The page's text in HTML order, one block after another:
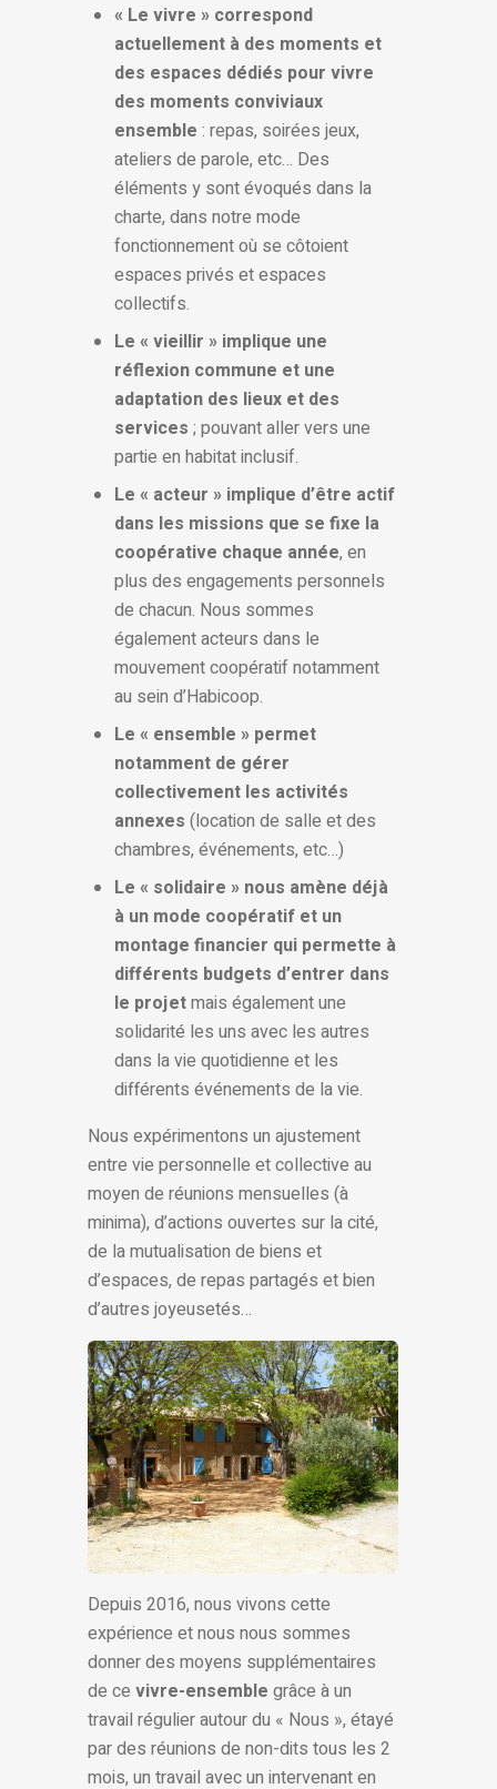
« Le vivre » correspond
actuellement à des moments et
des espaces dédiés pour vivre
des moments conviviaux
ensemble : repas, soirées jeux,
ateliers de parole, etc… Des
éléments y sont évoqués dans la
charte, dans notre mode
fonctionnement où se côtoient
espaces privés et espaces
collectifs.
Le « vieillir » implique une
réflexion commune et une
adaptation des lieux et des
services ; pouvant aller vers une
partie en habitat inclusif.
Le « acteur » implique d’être actif
dans les missions que se fixe la
coopérative chaque année, en
plus des engagements personnels
de chacun. Nous sommes
également acteurs dans le
mouvement coopératif notamment
au sein d’Habicoop.
Le « ensemble » permet
notamment de gérer
collectivement les activités
annexes (location de salle et des
chambres, événements, etc…)
Le « solidaire » nous amène déjà
à un mode coopératif et un
montage financier qui permette à
différents budgets d’entrer dans
le projetmais également une
solidarité les uns avec les autres
dans la vie quotidienne et les
différents événements de la vie.
Nous expérimentons un ajustement
entre vie personnelle et collective au
moyen de réunions mensuelles (à
minima), d’actions ouvertes sur la cité,
de la mutualisation de biens et
d’espaces, de repas partagés et bien
d’autres joyeusetés…
Depuis 2016, nous vivons cette
expérience et nous nous sommes
donner des moyens supplémentaires
de ce vivre-ensemble grâce à un
travail régulier autour du « Nous », étayé
par des réunions de non-dits tous les 2
mois, un travail avec un intervenant en